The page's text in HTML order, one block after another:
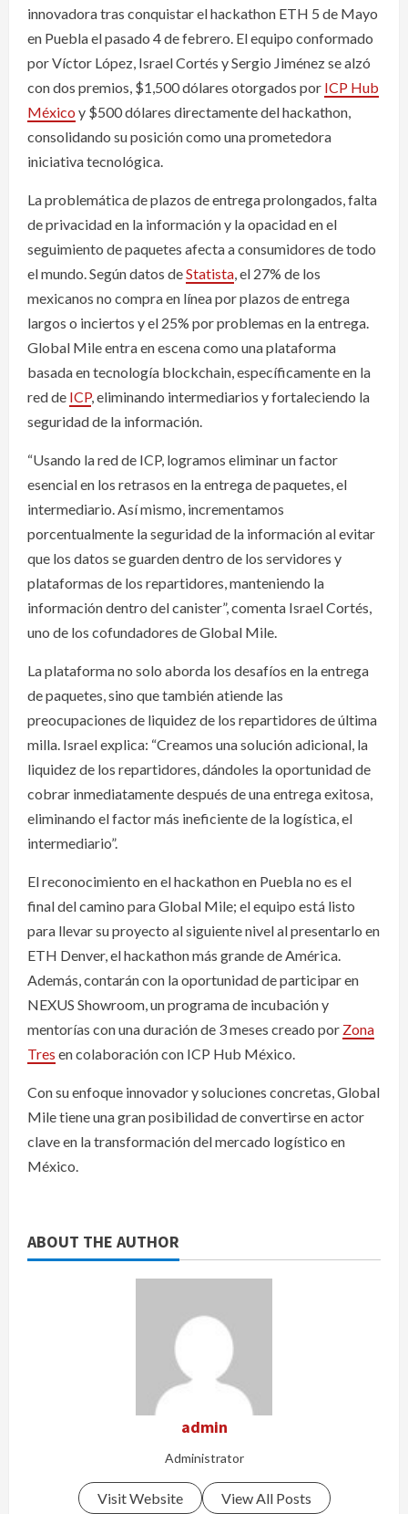
innovadora tras conquistar el hackathon ETH 5 de Mayo
en Puebla el pasado 4 de febrero. El equipo conformado
por Víctor López, Israel Cortés y Sergio Jiménez se alzó
con dos premios, $1,500 dólares otorgados por ICP Hub
México y $500 dólares directamente del hackathon,
consolidando su posición como una prometedora
iniciativa tecnológica.
La problemática de plazos de entrega prolongados, falta
de privacidad en la información y la opacidad en el
seguimiento de paquetes afecta a consumidores de todo
el mundo. Según datos deStatista, el 27% de los
mexicanos no compra en línea por plazos de entrega
largos o inciertos y el 25% por problemas en la entrega.
Global Mile entra en escena como una plataforma
basada en tecnología blockchain, específicamente en la
red de ICP, eliminando intermediarios y fortaleciendo la
seguridad de la información.
“Usando la red de ICP, logramos eliminar un factor
esencial en los retrasos en la entrega de paquetes, el
intermediario. Así mismo, incrementamos
porcentualmente la seguridad de la información al evitar
que los datos se guarden dentro de los servidores y
plataformas de los repartidores, manteniendo la
información dentro del canister”, comenta Israel Cortés,
uno de los cofundadores de Global Mile.
La plataforma no solo aborda los desafíos en la entrega
de paquetes, sino que también atiende las
preocupaciones de liquidez de los repartidores de última
milla. Israel explica: “Creamos una solución adicional, la
liquidez de los repartidores, dándoles la oportunidad de
cobrar inmediatamente después de una entrega exitosa,
eliminando el factor más ineficiente de la logística, el
intermediario”.
El reconocimiento en el hackathon en Puebla no es el
final del camino para Global Mile; el equipo está listo
para llevar su proyecto al siguiente nivel al presentarlo en
ETH Denver, el hackathon más grande de América.
Además, contarán con la oportunidad de participar en
NEXUS Showroom, un programa de incubación y
mentorías con una duración de 3 meses creado por Zona
Tres en colaboración con ICP Hub México.
Con su enfoque innovador y soluciones concretas, Global
Mile tiene una gran posibilidad de convertirse en actor
clave en la transformación del mercado logístico en
México.
ABOUT THE AUTHOR
admin
Administrator
Visit Website View All Posts